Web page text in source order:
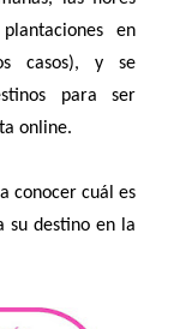
en
casos), y se
para ser
online.
conocer cuál es
su destino en la